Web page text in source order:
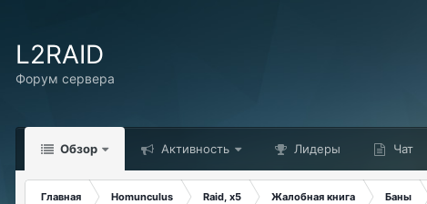
L2RAID
Форум сервера
Обзор Активность Лидеры Чат
Главная Homunculus Raid, x5 Жалобная книга Баны